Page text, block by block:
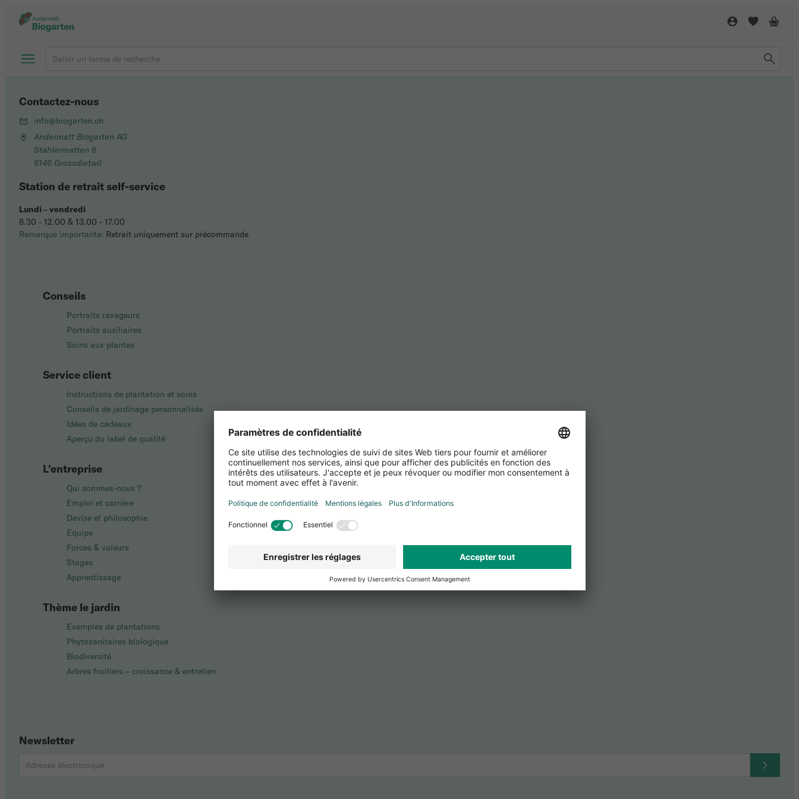
Conseils
Portraits ravageurs
Portraits auxiliaires
Soins aux plantes
Service client
Instructions de plantation et soins
Conseils de jardinage personnalisés
Idées de cadeaux
Aperçu du label de qualité
L'entreprise
Qui sommes-nous ?
Emploi et carrière
Devise et philosophie
Équipe
Forces & valeurs
Stages
Apprentissage
Thème le jardin
Exemples de plantations
Phytosanitaires biologique
Biodiversité
Arbres fruitiers – croissance & entretien
Newsletter
Contactez-nous
info@biogarten.ch
Andermatt Biogarten AG
Stahlermatten 6
6146 Grossdietwil
Station de retrait self-service
Lundi –vendredi
8.30 - 12.00 & 13.00 - 17.00
Remarque importante: Retrait uniquement sur précommande